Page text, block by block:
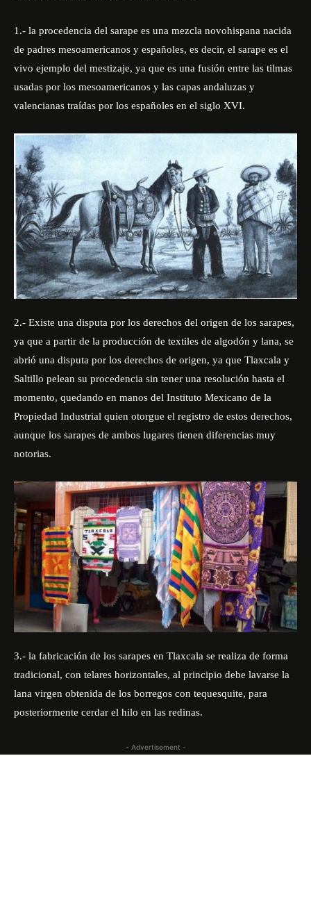
1.- la procedencia del sarape es una mezcla novohispana nacida
de padres mesoamericanos y españoles, es decir, el sarape es el
vivo ejemplo del mestizaje, ya que es una fusión entre las tilmas
usadas por los mesoamericanos y las capas andaluzas y
valencianas traídas por los españoles en el siglo XVI.
2.- Existe una disputa por los derechos del origen de los sarapes,
ya que a partir de la producción de textiles de algodón y lana, se
abrió una disputa por los derechos de origen, ya que Tlaxcala y
Saltillo pelean su procedencia sin tener una resolución hasta el
momento, quedando en manos del Instituto Mexicano de la
Propiedad Industrial quien otorgue el registro de estos derechos,
aunque los sarapes de ambos lugares tienen diferencias muy
notorias.
3.- la fabricación de los sarapes en Tlaxcala se realiza de forma
tradicional, con telares horizontales, al principio debe lavarse la
lana virgen obtenida de los borregos con tequesquite, para
posteriormente cerdar el hilo en las redinas.
- Advertisement -